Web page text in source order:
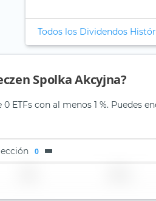
Todos los Dividendos
Spolka Akcyjna?
con al menos 1 %. Puedes
0